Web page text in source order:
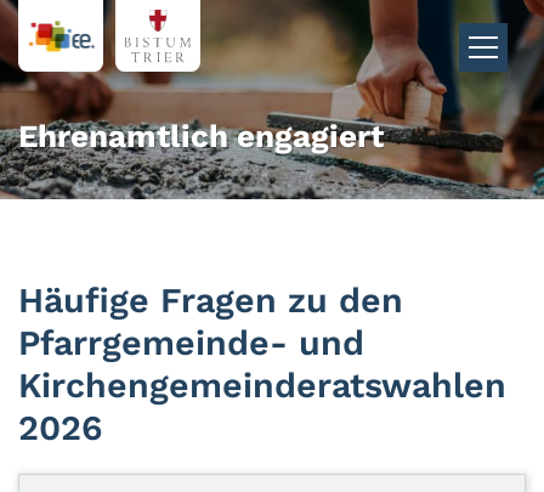
Zum Inhalt springen
Ehrenamtlich engagiert
Häufige Fragen zu den
Pfarrgemeinde- und
Kirchengemeinderatswahlen
2026